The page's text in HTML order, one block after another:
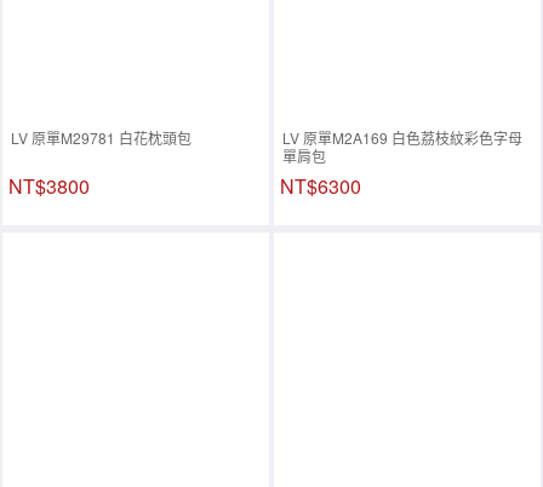
LV 原單M29781 白花枕頭包
NT$3800
LV 原單M2A169 白色荔枝紋彩色字母
單肩包
NT$6300